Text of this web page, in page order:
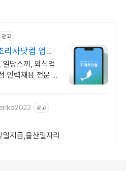
광고
리사닷컴 업데
기
당스끼, 외식업
인력채용 전문 합
광고
지급,울산일자리